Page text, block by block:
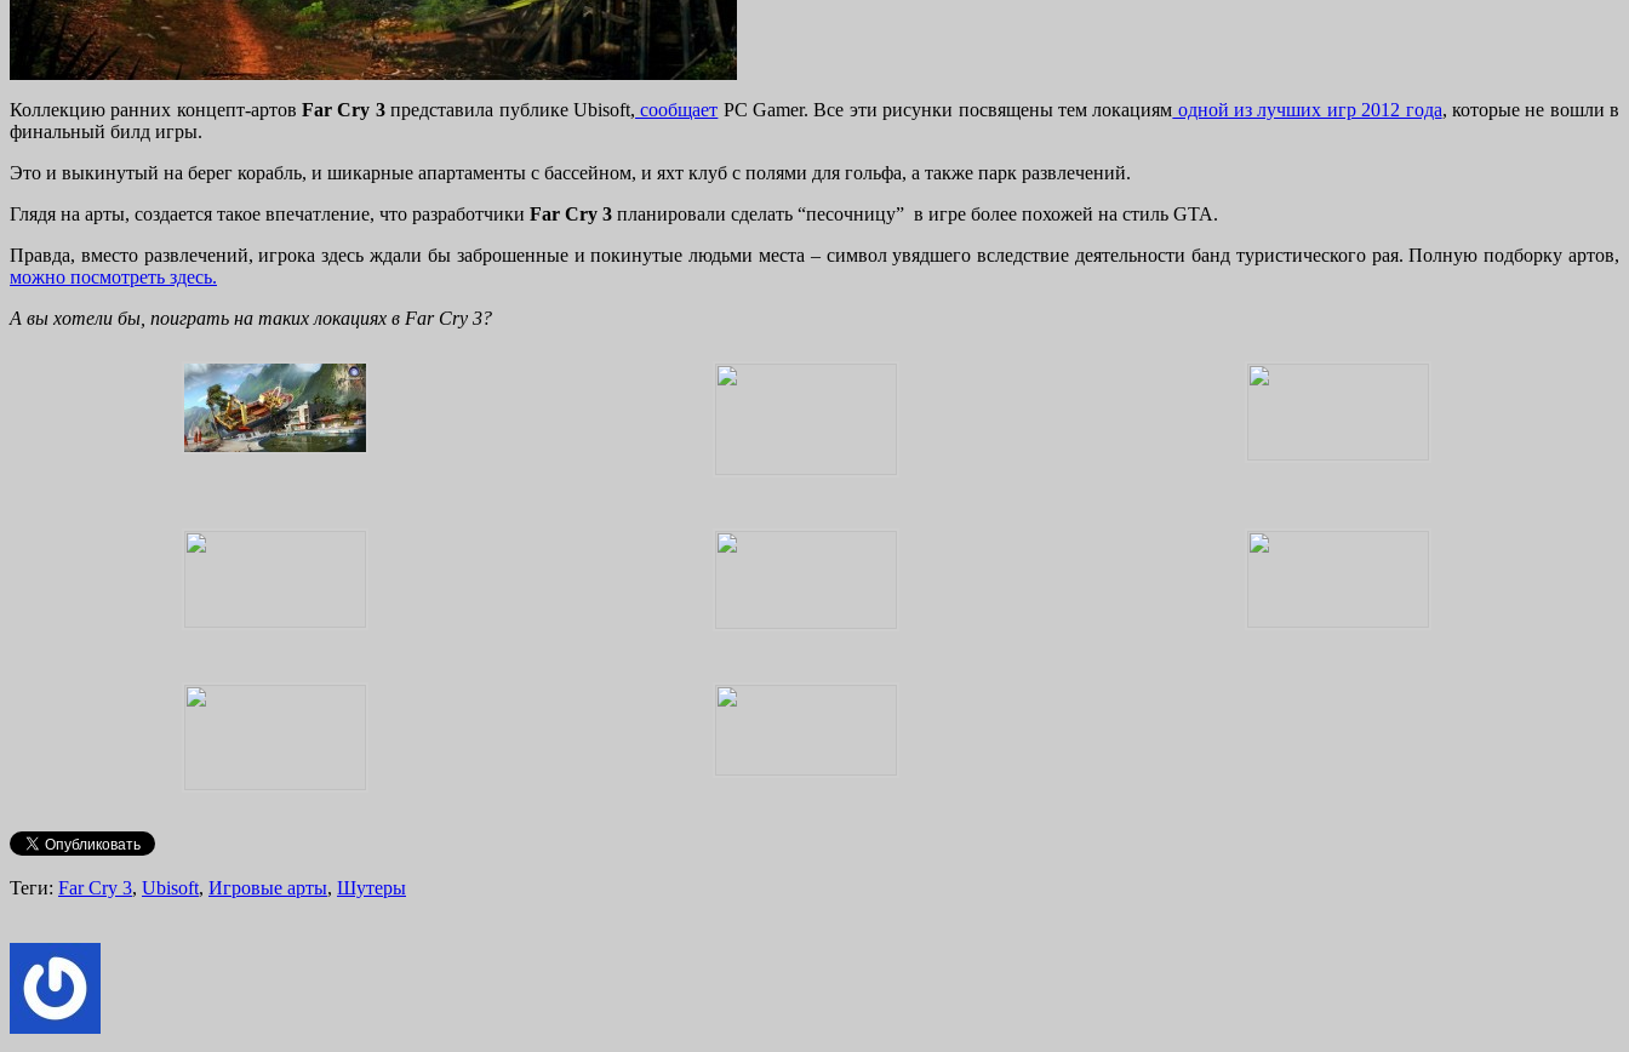
Коллекцию ранних концепт-артовFar Cry 3представила публике Ubisoft, сообщает PC Gamer. Все эти рисунки посвящены тем локациям одной из лучших игр 2012 года, которые не вошли в
финальный билд игры.
Это и выкинутый на берег корабль, и шикарные апартаменты с бассейном, и яхт клуб с полями для гольфа, а также парк развлечений.
Глядя на арты, создается такое впечатление, что разработчики Far Cry 3 планировали сделать “песочницу” в игре более похожей на стиль GTA.
Правда, вместо развлечений, игрока здесь ждали бы заброшенные и покинутые людьми места – символ увядшего вследствие деятельности банд туристического рая. Полную подборку артов,
можно посмотреть здесь.
А вы хотели бы, поиграть на таких локациях в Far Cry 3?
Теги: Far Cry 3, Ubisoft, Игровые арты, Шутеры